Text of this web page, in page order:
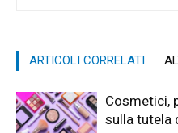
ARTICOLI CORRELATI
Cosmetici,
sulla tutela